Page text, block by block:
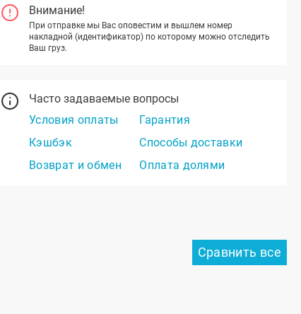
Внимание!
При отправке мы Вас оповестим и вышлем номер
накладной (идентификатор) по которому можно отследить
Ваш груз.
Часто задаваемые вопросы
Условия оплаты
Гарантия
Кэшбэк
Способы доставки
Возврат и обмен
Оплата долями